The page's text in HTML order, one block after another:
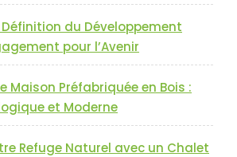
du Développement
pour l’Avenir
Maison Préfabriquée en Bois :
et Moderne
Refuge Naturel avec un Chalet